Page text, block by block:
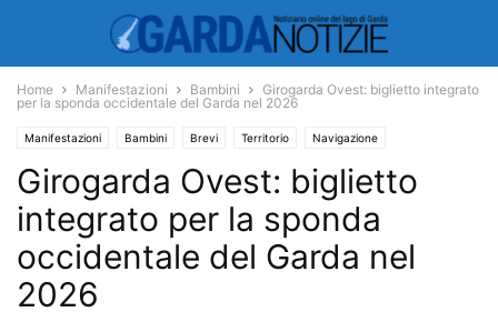
Home Manifestazioni Bambini
Girogarda Ovest: biglietto integrato
per la sponda occidentale del Garda nel 2026
Manifestazioni Bambini Brevi Territorio Navigazione
Girogarda Ovest: biglietto
integrato per la sponda
occidentale del Garda nel
2026